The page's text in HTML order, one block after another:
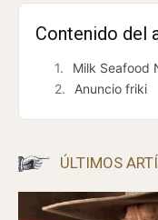
Contenido del
Milk Seafood
Anuncio friki
ÚLTIMOS